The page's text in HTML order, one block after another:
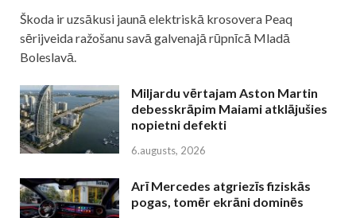
Škoda ir uzsākusi jaunā elektriskā krosovera Peaq
sērijveida ražošanu savā galvenajā rūpnīcā Mladā
Boleslavā.
Miljardu vērtajam Aston Martin
debesskrāpim Maiami atklājušies
nopietni defekti
6.augusts, 2026
Arī Mercedes atgriezīs fiziskās
pogas, tomēr ekrāni dominēs